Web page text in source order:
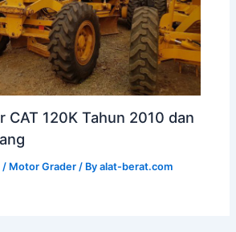
CAT 120K Tahun 2010 dan
/ Motor Grader / Byalat-berat.com